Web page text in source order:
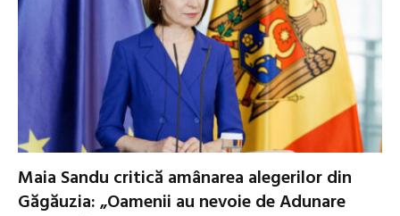
Maia Sandu critică amânarea alegerilor din
Găgăuzia: „Oamenii au nevoie de Adunare